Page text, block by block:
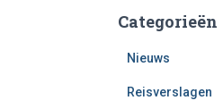
Categorieën
Nieuws
Reisverslagen